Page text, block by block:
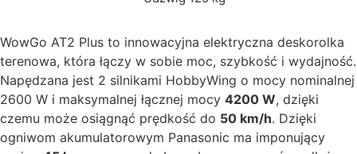
WowGo AT2 Plus to innowacyjna elektryczna deskorolka
terenowa, która łączy w sobie moc, szybkość i wydajność.
Napędzana jest 2 silnikami HobbyWing o mocy nominalnej
2600 W i maksymalnej łącznej mocy 4200 W, dzięki
czemu może osiągnąć prędkość do 50 km/h. Dzięki
ogniwom akumulatorowym Panasonic ma imponujący